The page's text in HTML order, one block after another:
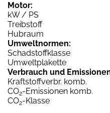
Motor:
kW / PS
Treibstoff
Hubraum
Umweltnormen:
Schadstoffklasse
Umweltplakette
Verbrauch und
Kraftstoffverbr. komb.
CO2-Emissionen komb.
CO2-Klasse